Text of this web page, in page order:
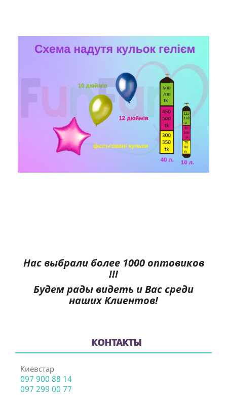
Нас выбрали более 1000 оптовиков
!!!
Будем рады видеть и Вас среди
наших Клиентов!
КОНТАКТЫ
Киевстар
097 900 88 14
097 299 00 77